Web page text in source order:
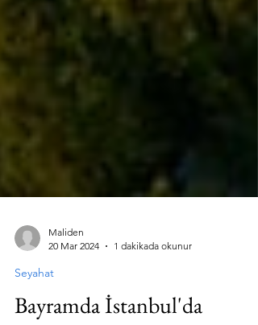
Maliden
Seyahat